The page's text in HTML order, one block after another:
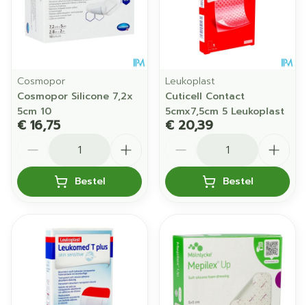
Cosmopor
Cosmopor Silicone 7,2x
5cm 10
€ 16,75
Bestel
Leukoplast
Cuticell Contact
5cmx7,5cm 5 Leukoplast
€ 20,39
Bestel